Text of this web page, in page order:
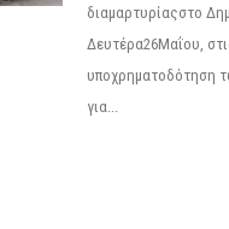
διαμαρτυρίαςστο
Δευτέρα26Μαΐου,
υποχρηματοδότηση
για...